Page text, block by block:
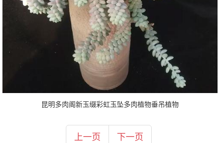
昆明多肉阁新玉缀彩虹玉坠多肉植物垂吊植物
上一页 下一页